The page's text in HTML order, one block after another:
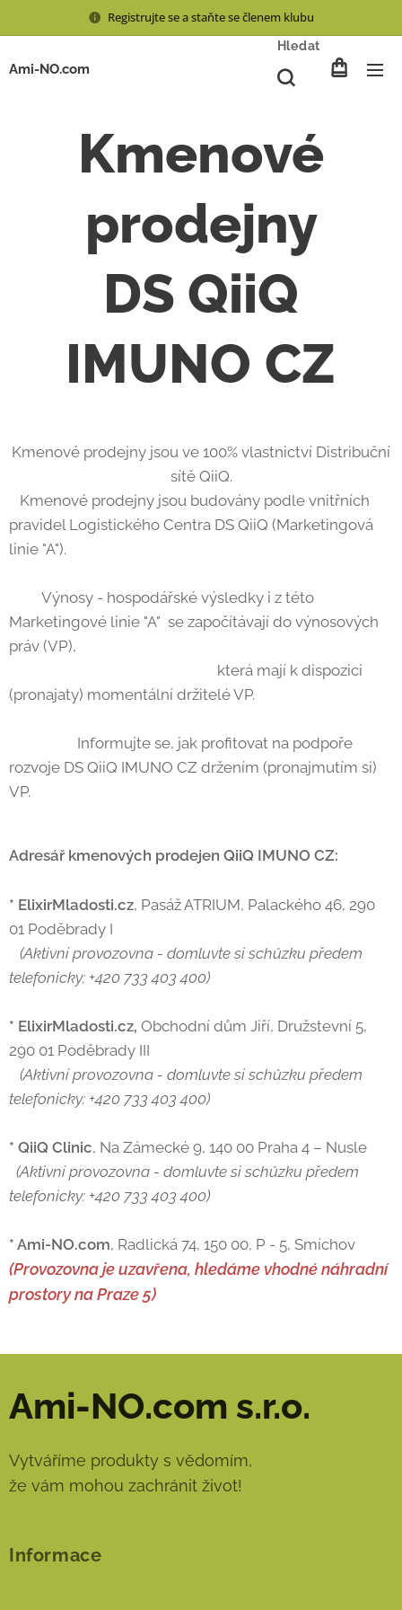
Registrujte se a staňte se členem klubu
Ami-NO.com
Hledat
Kmenové
prodejny
DS QiiQ
IMUNO CZ
Kmenové prodejny jsou ve 100% vlastnictví Distribuční
sítě QiiQ.
Kmenové prodejny jsou budovány podle vnitřních
pravidel Logistického Centra DS QiiQ (Marketingová
linie "A").
Výnosy - hospodářské výsledky i z této
Marketingové linie "A" se započítávají do výnosových
práv (VP),
která mají k dispozici
(pronajaty) momentální držitelé VP.
Informujte se, jak profitovat na podpoře
rozvoje DS QiiQ IMUNO CZ držením (pronajmutím si)
VP.
Adresář kmenových prodejen QiiQ IMUNO CZ:
* ElixirMladosti.cz, Pasáž ATRIUM, Palackého 46, 290
01 Poděbrady I
(Aktivní provozovna - domluvte si schůzku předem
telefonicky: +420 733 403 400)
* ElixirMladosti.cz, Obchodní dům Jiří, Družstevní 5,
290 01 Poděbrady III
(Aktivní provozovna - domluvte si schůzku předem
telefonicky: +420 733 403 400)
* QiiQ Clinic, Na Zámecké 9, 140 00 Praha 4 – Nusle
(Aktivní provozovna - domluvte si schůzku předem
telefonicky: +420 733 403 400)
* Ami-NO.com, Radlická 74, 150 00, P - 5, Smíchov
(Provozovna je uzavřena, hledáme vhodné náhradní
prostory na Praze 5)
Ami-NO.com s.r.o.
Vytváříme produkty s vědomím,
že vám mohou zachránit život!
Informace